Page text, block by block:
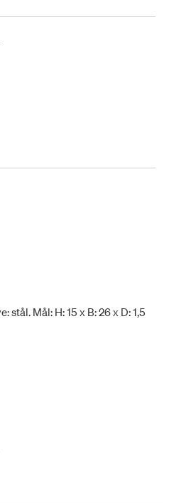
Mål: H: 15 x B: 26 x D: 1,5